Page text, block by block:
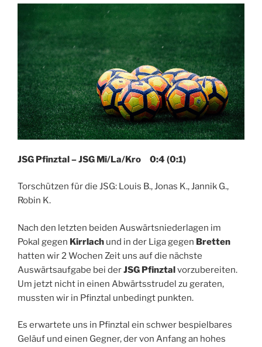
JSG Pfinztal – JSG Mi/La/Kro 0:4 (0:1)
Torschützen für die JSG: Louis B., Jonas K., Jannik G.,
Robin K.
Nach den letzten beiden Auswärtsniederlagen im
Pokal gegen Kirrlach und in der Liga gegen Bretten
hatten wir 2 Wochen Zeit uns auf die nächste
Auswärtsaufgabe bei derJSG Pfinztalvorzubereiten.
Um jetzt nicht in einen Abwärtsstrudel zu geraten,
mussten wir in Pfinztal unbedingt punkten.
Es erwartete uns in Pfinztal ein schwer bespielbares
Geläuf und einen Gegner, der von Anfang an hohes